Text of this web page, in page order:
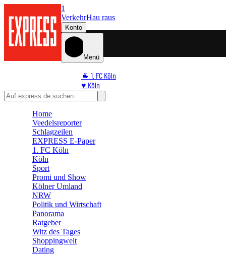
1
VerkehrHau raus
Konto
Menü
🐐 1. FC Köln
♥️ Köln
⭐ Promi
🛒 Shoppingwelt
Home
Veedelsreporter
Schlagzeilen
EXPRESS E-Paper
1. FC Köln
Köln
Sport
Promi und Show
Kölner Umland
NRW
Politik und Wirtschaft
Panorama
Ratgeber
Witz des Tages
Shoppingwelt
Dating